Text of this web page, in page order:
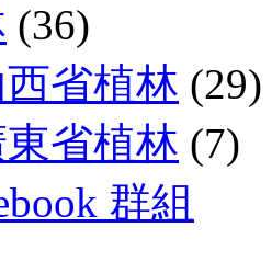
(36)
西省植林 (29)
東省植林 (7)
群組